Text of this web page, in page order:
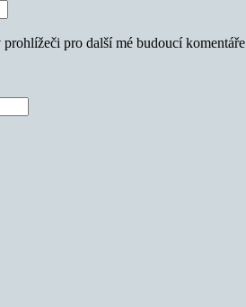
pro další mé budoucí komentáře